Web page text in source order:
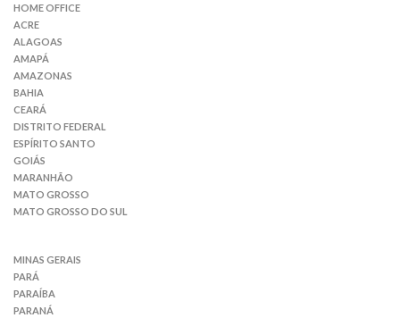
HOME OFFICE
ACRE
ALAGOAS
AMAPÁ
AMAZONAS
BAHIA
CEARÁ
DISTRITO FEDERAL
ESPÍRITO SANTO
GOIÁS
MARANHÃO
MATO GROSSO
MATO GROSSO DO SUL
MINAS GERAIS
PARÁ
PARAÍBA
PARANÁ